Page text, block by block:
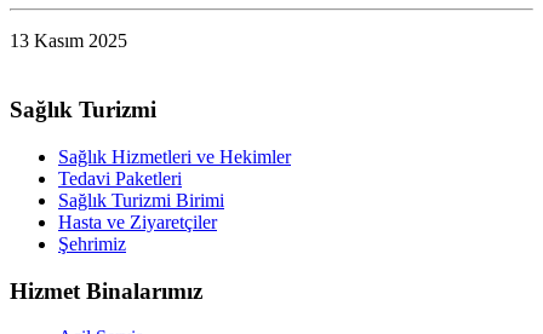
13 Kasım 2025
Sağlık Turizmi
Sağlık Hizmetleri ve Hekimler
Tedavi Paketleri
Sağlık Turizmi Birimi
Hasta ve Ziyaretçiler
Şehrimiz
Hizmet Binalarımız